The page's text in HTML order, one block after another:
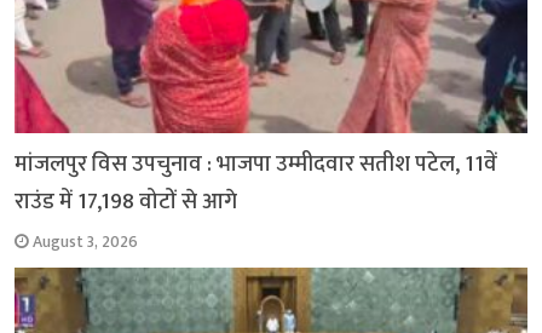
मांजलपुर विस उपचुनाव : भाजपा उम्मीदवार सतीश पटेल, 11वें
राउंड में 17,198 वोटों से आगे
August 3, 2026